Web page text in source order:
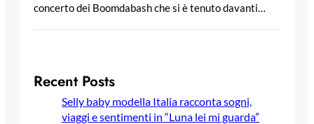
concerto dei Boomdabash che si è tenuto davanti…
Recent Posts
Selly baby modella Italia racconta sogni,
viaggi e sentimenti in “Luna lei mi guarda”